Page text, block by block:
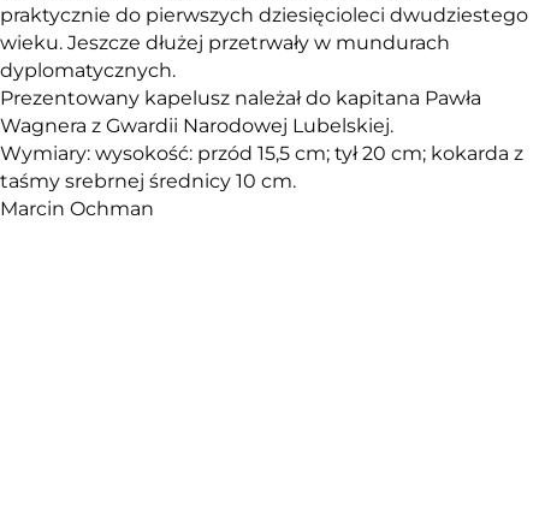
praktycznie do pierwszych dziesięcioleci dwudziestego
wieku. Jeszcze dłużej przetrwały w mundurach
dyplomatycznych.
Prezentowany kapelusz należał do kapitana Pawła
Wagnera z Gwardii Narodowej Lubelskiej.
Wymiary: wysokość: przód 15,5 cm; tył 20 cm; kokarda z
taśmy srebrnej średnicy 10 cm.
Marcin Ochman